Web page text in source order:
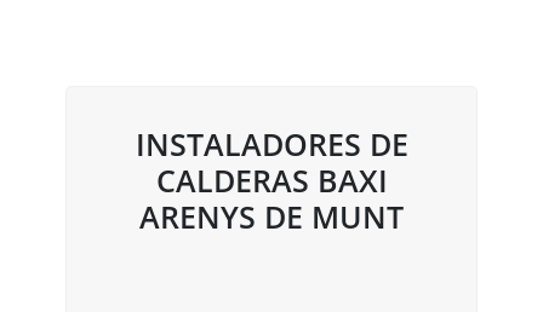
INSTALADORES DE
CALDERAS BAXI
ARENYS DE MUNT